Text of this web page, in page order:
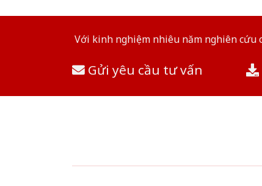
Với kinh nghiệm nhiêu năm nghiên cứu
Gửi yêu cầu tư vấn